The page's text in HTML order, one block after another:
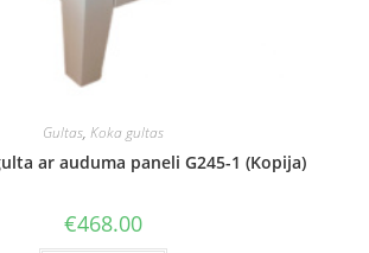
Gultas, Koka gultas
ar auduma paneli G245-1 (Kopija)
€468.00